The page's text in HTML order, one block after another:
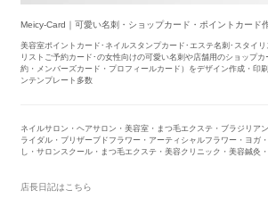
Meicy-Card｜可愛い名刺・ショップカード・ポイントカード
美容室ポイントカード･ネイルスタンプカード･エステ名刺･スタイ
リストご予約カード･の女性向けの可愛い名刺や店舗用のショップ
約・メンバーズカード・プロフィールカード）をデザイン作成・印
ンテンプレート多数
ネイルサロン・ヘアサロン・美容室・まつ毛エクステ・ブラジリア
ライダル・ブリザーブドフラワー・アーティシャルフラワー・ヨガ
し・サロンスクール・まつ毛エクステ・美容クリニック・美容鍼灸
店長日記はこちら